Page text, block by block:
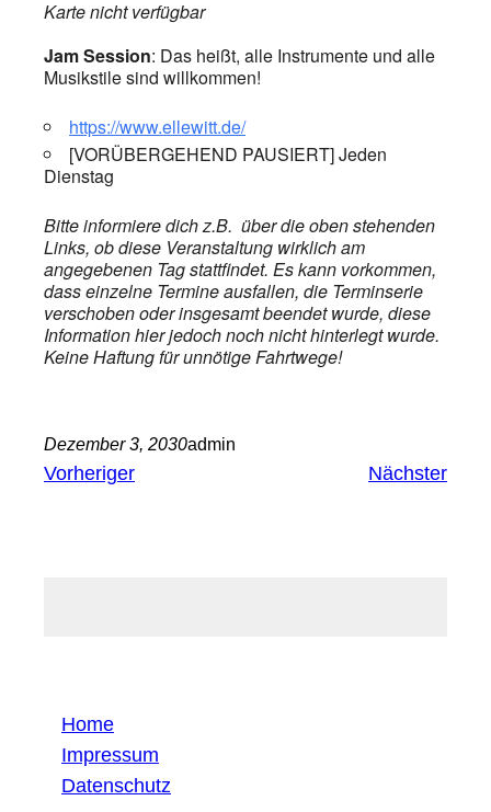
Karte nicht verfügbar
Jam Session: Das heißt, alle Instrumente und alle
Musikstile sind willkommen!
https://www.ellewitt.de/
[VORÜBERGEHEND PAUSIERT] Jeden
Dienstag
Bitte informiere dich z.B. über die oben stehenden
Links, ob diese Veranstaltung wirklich am
angegebenen Tag stattfindet. Es kann vorkommen,
dass einzelne Termine ausfallen, die Terminserie
verschoben oder insgesamt beendet wurde, diese
Information hier jedoch noch nicht hinterlegt wurde.
Keine Haftung für unnötige Fahrtwege!
Dezember 3, 2030admin
Vorheriger Nächster
Home
Impressum
Datenschutz